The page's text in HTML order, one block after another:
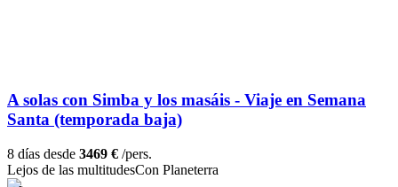
A solas con Simba y los masáis - Viaje en Semana
Santa (temporada baja)
8 días desde 3469 € /pers.
Lejos de las multitudesCon Planeterra